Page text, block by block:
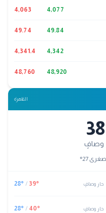
4,077
4,063
49.84
49.74
4,342
4,341.4
48,920
48,760
القاهرة
38
وصافٍ
صغرى 27
°
حار وصافٍ 39°
/
28°
حار وصافٍ 40°
/
28°